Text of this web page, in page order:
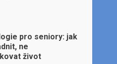
pro seniory: jak
ne
život